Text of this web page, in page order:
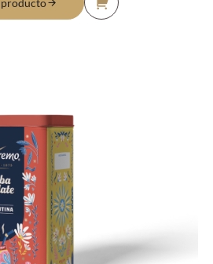
tarde, las hojas utilizadas en éste